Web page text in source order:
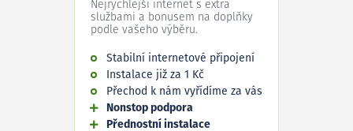
Nejrychlejší internet s extra
službami a bonusem na doplňky
podle vašeho výběru.
Stabilní internetové připojení
Instalace již za 1 Kč
Přechod k nám vyřídíme za vás
Nonstop podpora
Přednostní instalace